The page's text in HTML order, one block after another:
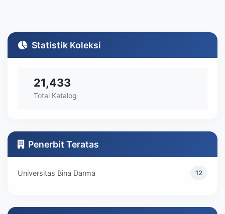
Statistik Koleksi
21,433
Total Katalog
Penerbit Teratas
Universitas Bina Darma 12